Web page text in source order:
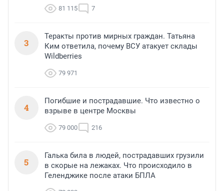
81 115 7
3
Теракты против мирных граждан. Татьяна
Ким ответила, почему ВСУ атакует склады
Wildberries
79 971
4
Погибшие и пострадавшие. Что известно о
взрыве в центре Москвы
79 000 216
5
Галька била в людей, пострадавших грузили
в скорые на лежаках. Что происходило в
Геленджике после атаки БПЛА